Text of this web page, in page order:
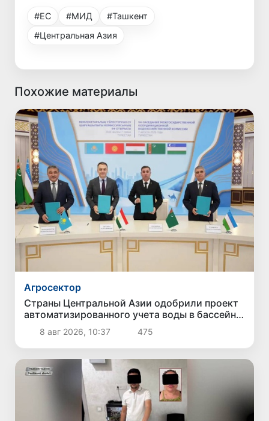
#ЕС #МИД
#Ташкент
#Центральная Азия
Похожие материалы
Агросектор
Страны Центральной Азии одобрили проект
автоматизированного учета воды в бассейне
Сырдарьи
8 авг 2026, 10:37 475